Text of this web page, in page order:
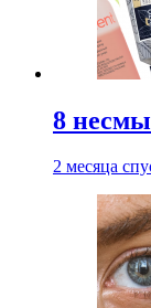
8
2 месяца